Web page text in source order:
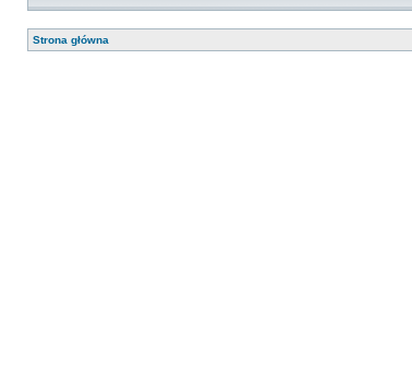
Strona główna